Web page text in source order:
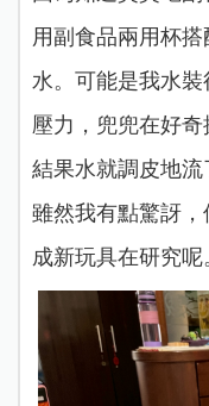
用副食品兩用杯
水。可能是我水
壓力，兜兜在好奇
結果水就調皮地流
雖然我有點驚訝
成新玩具在研究呢